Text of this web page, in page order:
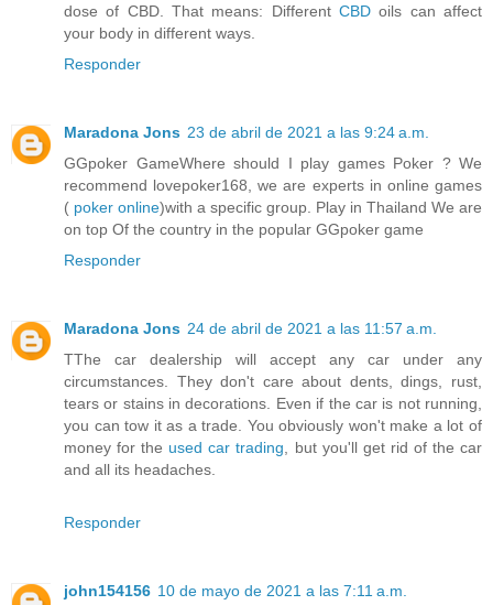
dose of CBD. That means: Different CBD oils can affect
your body in different ways.
Responder
Maradona Jons 23 de abril de 2021 a las 9:24 a.m.
GGpoker GameWhere should I play games Poker ? We
recommend lovepoker168, we are experts in online games
( poker online)with a specific group. Play in Thailand We are
on top Of the country in the popular GGpoker game
Responder
Maradona Jons 24 de abril de 2021 a las 11:57 a.m.
TThe car dealership will accept any car under any
circumstances. They don't care about dents, dings, rust,
tears or stains in decorations. Even if the car is not running,
you can tow it as a trade. You obviously won't make a lot of
money for the used car trading, but you'll get rid of the car
and all its headaches.
Responder
john154156 10 de mayo de 2021 a las 7:11 a.m.